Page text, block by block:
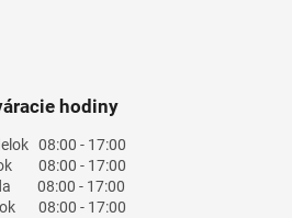
hodiny
08:00 - 17:00
08:00 - 17:00
08:00 - 17:00
08:00 - 17:00